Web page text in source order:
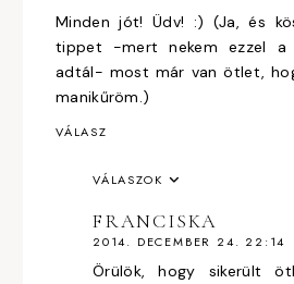
Minden jót! Üdv! :) (Ja, és
tippet -mert nekem ezzel a
adtál- most már van ötlet,
manikűröm.)
VÁLASZ
VÁLASZOK
FRANCISKA
2014. DECEMBER 24. 22:14
Örülök, hogy sikerült